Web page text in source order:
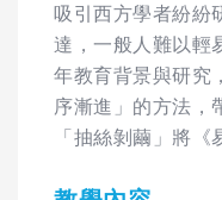
吸引西方學者紛紛
達，一般人難以輕
年教育背景與研究
序漸進」的方法，
「抽絲剝繭」將《